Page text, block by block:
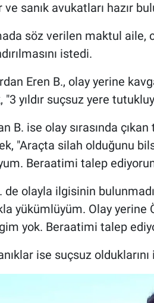
ve sanık avukatları hazır
söz verilen maktul aile,
istedi.
Eren B., olay yerine
"3 yıldır suçsuz yere
B. ise olay sırasında
"Araçta silah olduğunu
Beraatimi talep
de olayla ilgisinin
yükümlüyüm. Olay yerine
yok. Beraatimi talep
ise suçsuz